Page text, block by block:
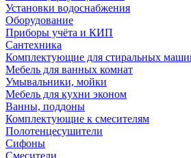
Установки водоснабжения
Оборудование
Приборы учёта и КИП
Сантехника
Комплектующие для стиральных
Мебель для ванных комнат
Умывальники, мойки
Мебель для кухни эконом
Ванны, поддоны
Комплектующие к смесителям
Полотенцесушители
Сифоны
Смесители